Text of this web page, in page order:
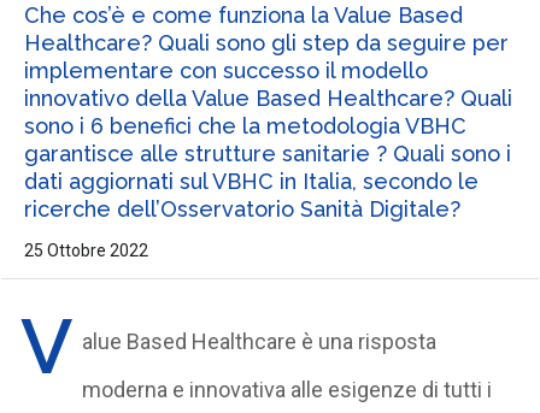
Che cos’è e come funziona la Value Based
Healthcare? Quali sono gli step da seguire per
implementare con successo il modello
innovativo della Value Based Healthcare? Quali
sono i 6 benefici che la metodologia VBHC
garantisce alle strutture sanitarie ? Quali sono i
dati aggiornati sul VBHC in Italia, secondo le
ricerche dell’Osservatorio Sanità Digitale?
25 Ottobre 2022
V alue Based Healthcare è una risposta
moderna e innovativa alle esigenze di tutti i